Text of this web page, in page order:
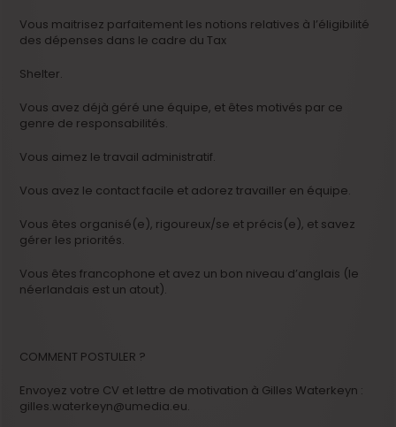
Vous maitrisez parfaitement les notions relatives à l’éligibilité
des dépenses dans le cadre du Tax
Shelter.
Vous avez déjà géré une équipe, et êtes motivés par ce
genre de responsabilités.
Vous aimez le travail administratif.
Vous avez le contact facile et adorez travailler en équipe.
Vous êtes organisé(e), rigoureux/se et précis(e), et savez
gérer les priorités.
Vous êtes francophone et avez un bon niveau d’anglais (le
néerlandais est un atout).
COMMENT POSTULER ?
Envoyez votre CV et lettre de motivation à Gilles Waterkeyn :
gilles.waterkeyn@umedia.eu.